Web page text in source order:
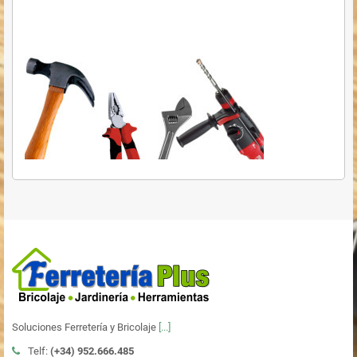
Soluciones Ferretería y Bricolaje [...]
Telf: (+34) 952.666.485